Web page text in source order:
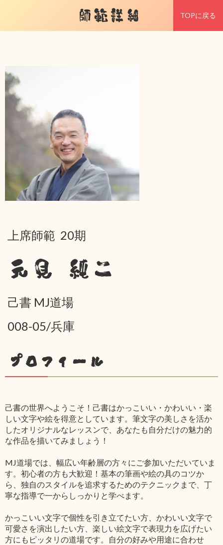
師範詳細 TOPに戻る
上席師範 20期
元見 純二
己書 MJ道場
008-05/兵庫
プロフィール
己書の世界へようこそ！己書はかっこいい・かわいい・楽
しい文字や絵を得意としています。筆文字の美しさを活か
したオリジナルなレッスンで、あなたも自分だけの魅力的
な作品を描いてみましょう！
MJ道場では、幅広い年齢層の方々にご参加いただいていま
す。初心者の方も大歓迎！基本の筆画や絵の具のコツか
ら、独自のスタイルを追求するためのテクニックまで、丁
寧な指導で一からしっかりと学べます。
かっこいい文字で個性を引き立てたい方、かわいい文字で
可愛さを演出したい方、楽しい絵文字で表現力を広げたい
方にもピッタリの道場です。自分の好みや用途に合わせ